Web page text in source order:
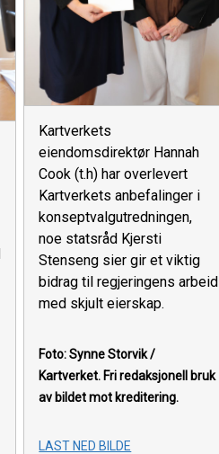
Kartverkets
eiendomsdirektør Hannah
Cook (t.h) har overlevert
Kartverkets anbefalinger i
konseptvalgutredningen,
noe statsråd Kjersti
Stenseng sier gir et viktig
bidrag til regjeringens arbeid
med skjult eierskap.
Foto: Synne Storvik /
Kartverket. Fri redaksjonell bruk
av bildet mot kreditering.
LAST NED BILDE